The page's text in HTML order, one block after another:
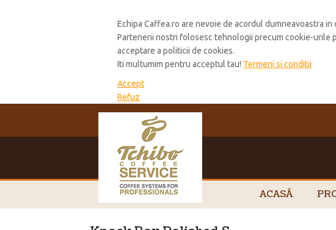
Echipa Caffea.ro are nevoie de acordul dumneavoastra
Partenerii nostri folosesc tehnologii precum cookie-urile
acceptare a politicii de cookies.
Iti multumim pentru acceptul tau! Termeni si conditii
Accept
Refuz
ACASĂ